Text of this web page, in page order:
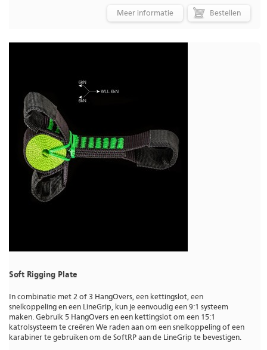
Meer informatie
Soft Rigging Plate
In combinatie met 2 of 3 HangOvers, een kettingslot, een
snelkoppeling en een LineGrip, kun je eenvoudig een 9:1 systeem
maken. Gebruik 5 HangOvers en een kettingslot om een 15:1
katrolsysteem te creëren We raden aan om een snelkoppeling of een
karabiner te gebruiken om de SoftRP aan de LineGrip te bevestigen.